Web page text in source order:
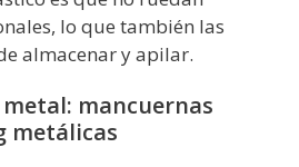
lo que también las
almacenar y apilar.
mancuernas
metálicas